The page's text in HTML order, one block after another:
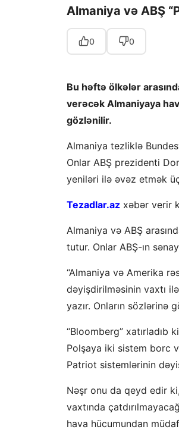
Almaniya və ABŞ
0 0
Bu həftə ölkələr
verəcək Almaniyaya
gözlənilir.
Almaniya tezliklə
Onlar ABŞ prezidenti
yeniləri ilə əvəz etmək
Tezadlar.az xəbər verir
Almaniya və ABŞ
tutur. Onlar ABŞ-ın
“Almaniya və Amerika
dəyişdirilməsinin vaxtı
yazır. Onların sözlərinə
“Bloomberg” xatırladıb
Polşaya iki sistem borc
Patriot sistemlərinin
Nəşr onu da qeyd edir
vaxtında
hava hücumundan